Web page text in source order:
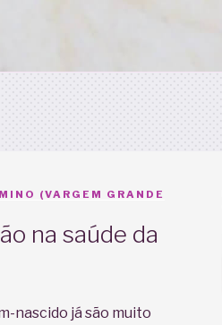
(VARGEM GRANDE
na saúde da
nascido já são muito